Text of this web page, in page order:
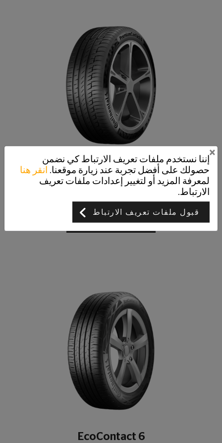
PremiumContact 6
تم تطويره لجميع فئات سيارات الركاب
عرض التفاصيل
EcoContact 6
إننا نستخدم ملفات تعريف الارتباط كي نضمن
حصولك على أفضل تجربة عند زيارة موقعنا. انقر هنا
لمعرفة المزيد أو لتغيير إعدادات ملفات تعريف
الارتباط.
قبول ملفات تعريف الارتباط
×